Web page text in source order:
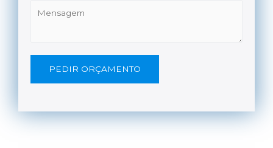
PEDIR ORÇAMENTO